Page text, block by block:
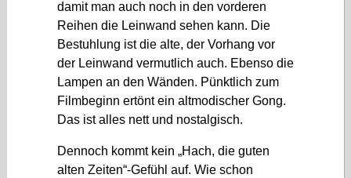
damit man auch noch in den vorderen
Reihen die Leinwand sehen kann. Die
Bestuhlung ist die alte, der Vorhang vor
der Leinwand vermutlich auch. Ebenso die
Lampen an den Wänden. Pünktlich zum
Filmbeginn ertönt ein altmodischer Gong.
Das ist alles nett und nostalgisch.
Dennoch kommt kein „Hach, die guten
alten Zeiten“-Gefühl auf. Wie schon